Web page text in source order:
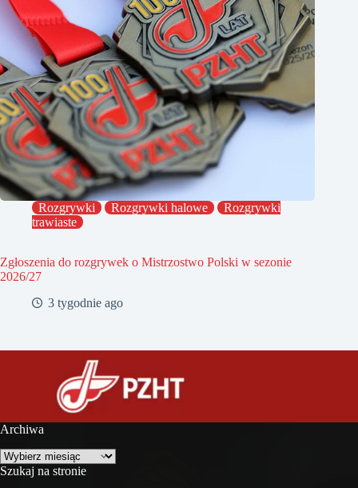
Rozgrywki Rozgrywki halowe
Rozgrywki
trawiaste
Zgłoszenia do rozgrywek o Mistrzostwo Polski w sezonie
2026/27
3 tygodnie ago
Archiwa
Archiwa
Szukaj na stronie